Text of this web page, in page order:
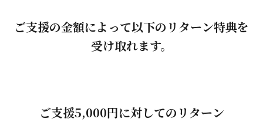
ご支援の金額によって以下のリターン特典を
受け取れます。
ご支援5,000円に対してのリターン